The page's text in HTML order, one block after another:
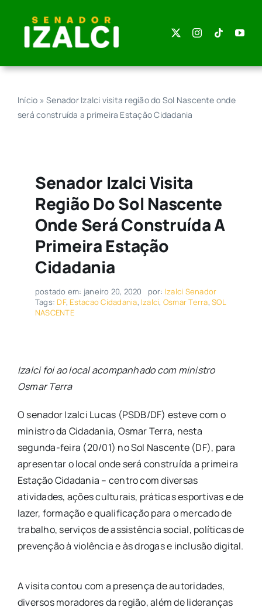
content
Início »Senador Izalci visita região do Sol Nascente onde
será construída a primeira Estação Cidadania
Senador Izalci Visita
Região Do Sol Nascente
Onde Será Construída A
Primeira Estação
Cidadania
postado em: janeiro 20, 2020 por: Izalci Senador
Tags: DF, Estacao Cidadania, Izalci, Osmar Terra,SOL
NASCENTE
Izalci foi ao local acompanhado com ministro
Osmar Terra
O senador Izalci Lucas (PSDB/DF) esteve com o
ministro da Cidadania, Osmar Terra, nesta
segunda-feira (20/01) no Sol Nascente (DF), para
apresentar o local onde será construída a primeira
Estação Cidadania – centro com diversas
atividades, ações culturais, práticas esportivas e de
lazer, formação e qualificação para o mercado de
trabalho, serviços de assistência social, políticas de
prevenção à violência e às drogas e inclusão digital.
A visita contou com a presença de autoridades,
diversos moradores da região, além de lideranças